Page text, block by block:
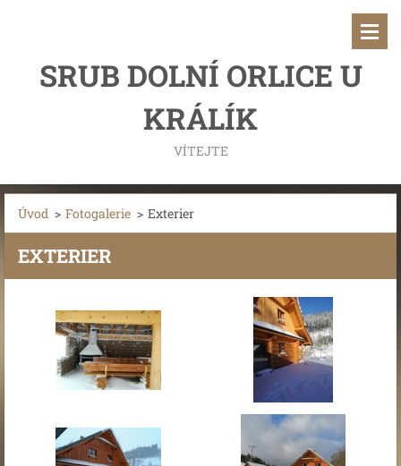
SRUB DOLNÍ ORLICE U
KRÁLÍK
VÍTEJTE
Úvod > Fotogalerie > Exterier
EXTERIER